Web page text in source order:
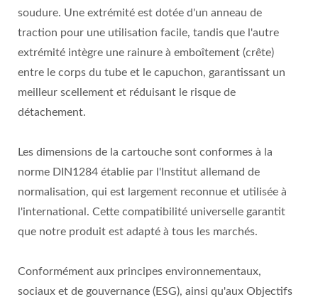
soudure. Une extrémité est dotée d'un anneau de
traction pour une utilisation facile, tandis que l'autre
extrémité intègre une rainure à emboîtement (crête)
entre le corps du tube et le capuchon, garantissant un
meilleur scellement et réduisant le risque de
détachement.
Les dimensions de la cartouche sont conformes à la
norme DIN1284 établie par l'Institut allemand de
normalisation, qui est largement reconnue et utilisée à
l'international. Cette compatibilité universelle garantit
que notre produit est adapté à tous les marchés.
Conformément aux principes environnementaux,
sociaux et de gouvernance (ESG), ainsi qu'aux Objectifs